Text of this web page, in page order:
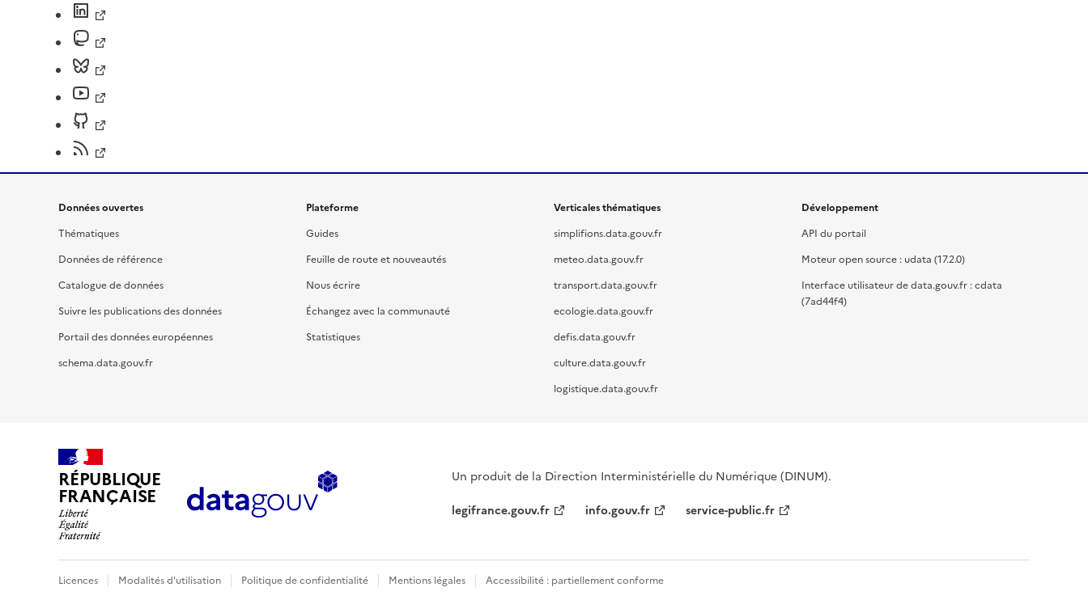
Données ouvertes
Thématiques
Données de référence
Catalogue de données
Suivre les publications des données
Portail des données européennes
schema.data.gouv.fr
Plateforme
Guides
Feuille de route et nouveautés
Nous écrire
Échangez avec la communauté
Statistiques
Verticales thématiques
simplifions.data.gouv.fr
meteo.data.gouv.fr
transport.data.gouv.fr
ecologie.data.gouv.fr
defis.data.gouv.fr
culture.data.gouv.fr
logistique.data.gouv.fr
Développement
API du portail
Moteur open source : udata (17.2.0)
Interface utilisateur de data.gouv.fr : cdata
(7ad44f4)
RÉPUBLIQUE
FRANÇAISE
Un produit de la Direction Interministérielle du Numérique (DINUM).
legifrance.gouv.fr
info.gouv.fr service-public.fr
Licences Modalités d'utilisation Politique de confidentialité Mentions légales Accessibilité : partiellement conforme